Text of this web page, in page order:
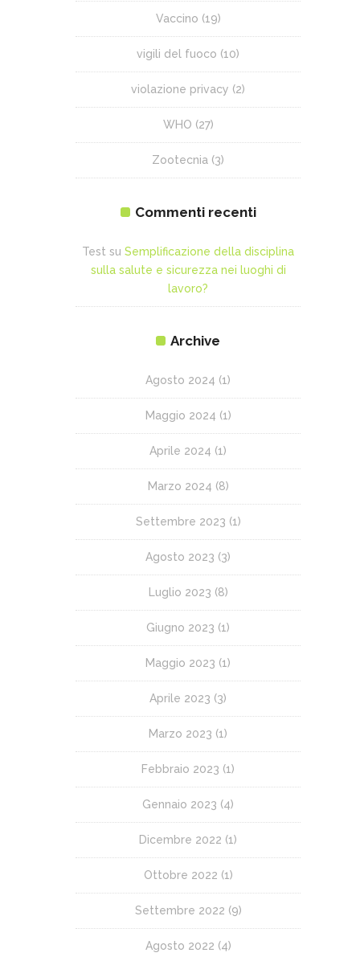
Vaccino (19)
vigili del fuoco (10)
violazione privacy (2)
WHO (27)
Zootecnia (3)
Commenti recenti
Test su Semplificazione della disciplina
sulla salute e sicurezza nei luoghi di
lavoro?
Archive
Agosto 2024 (1)
Maggio 2024 (1)
Aprile 2024 (1)
Marzo 2024 (8)
Settembre 2023 (1)
Agosto 2023 (3)
Luglio 2023 (8)
Giugno 2023 (1)
Maggio 2023 (1)
Aprile 2023 (3)
Marzo 2023 (1)
Febbraio 2023 (1)
Gennaio 2023 (4)
Dicembre 2022 (1)
Ottobre 2022 (1)
Settembre 2022 (9)
Agosto 2022 (4)